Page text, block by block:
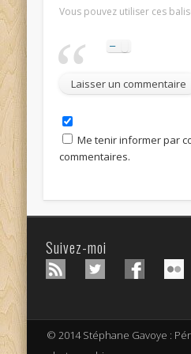
Vous pouvez utiliser ces
Me tenir informer par
commentaires.
Suivez-moi
© 2014 Stéphane Gavoye :